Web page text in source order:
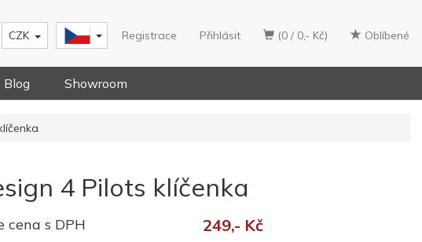
(0 / 0,- Kč) Oblíbené
Registrace Přihlásit
CZK
Blog Showroom
4 Pilots klíčenka
cena s DPH 249,- Kč